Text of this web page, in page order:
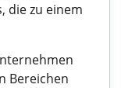
die zu einem
Bereichen